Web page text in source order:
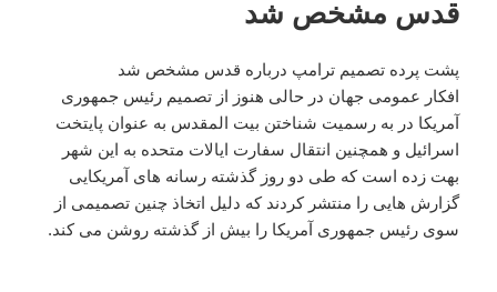
قدس مشخص شد
پشت پرده تصمیم ترامپ درباره قدس مشخص شد
افکار عمومی جهان در حالی هنوز از تصمیم رئیس جمهوری
آمریکا در به رسمیت شناختن بیت المقدس به عنوان پایتخت
اسرائیل و همچنین انتقال سفارت ایالات متحده به این شهر
بهت زده است که طی دو روز گذشته رسانه های آمریکایی
گزارش هایی را منتشر کردند که دلیل اتخاذ چنین تصمیمی از
سوی رئیس جمهوری آمریکا را بیش از گذشته روشن می کند.